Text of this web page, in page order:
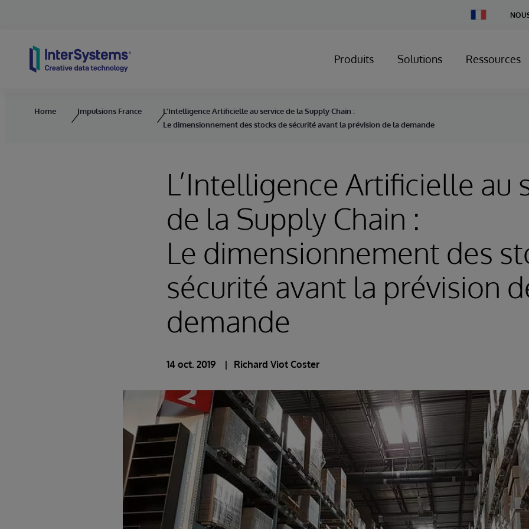
Country
Produits Solutions Ressources
Home Impulsions France
L’Intelligence Artificielle au service de la Supply Chain :
Le dimensionnement des stocks de sécurité avant la prévision de la demande
L’Intelligence Artificielle au
de la Supply Chain :
Le dimensionnement des
sécurité avant la prévision
demande
14 oct. 2019 Richard Viot Coster